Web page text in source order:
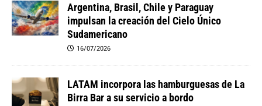
Argentina, Brasil, Chile y Paraguay
impulsan la creación del Cielo Único
Sudamericano
16/07/2026
LATAM incorpora las hamburguesas de La
Birra Bar a su servicio a bordo